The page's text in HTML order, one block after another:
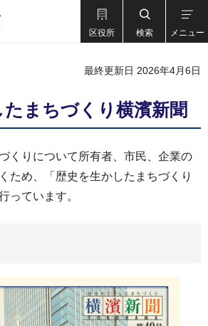
区役所 検索 メニュー
最終更新日 2026年4月6日
まちづくり横濱新聞
くりについて所有者、市民、企業の
ため、「歴史を生かしたまちづくり
っています。